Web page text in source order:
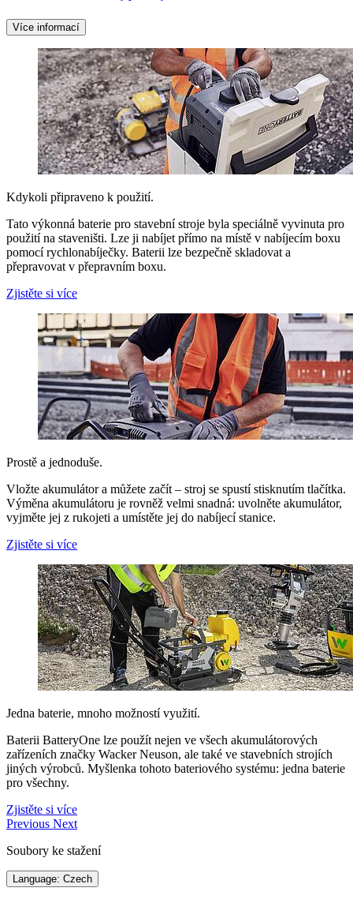
Více informací
Kdykoli připraveno k použití.
Tato výkonná baterie pro stavební stroje byla speciálně vyvinuta pro
použití na staveništi. Lze ji nabíjet přímo na místě v nabíjecím boxu
pomocí rychlonabíječky. Baterii lze bezpečně skladovat a
přepravovat v přepravním boxu.
Zjistěte si více
Prostě a jednoduše.
Vložte akumulátor a můžete začít – stroj se spustí stisknutím tlačítka.
Výměna akumulátoru je rovněž velmi snadná: uvolněte akumulátor,
vyjměte jej z rukojeti a umístěte jej do nabíjecí stanice.
Zjistěte si více
Jedna baterie, mnoho možností využití.
Baterii BatteryOne lze použít nejen ve všech akumulátorových
zařízeních značky Wacker Neuson, ale také ve stavebních strojích
jiných výrobců. Myšlenka tohoto bateriového systému: jedna baterie
pro všechny.
Zjistěte si více
Previous Next
Soubory ke stažení
Language: Czech